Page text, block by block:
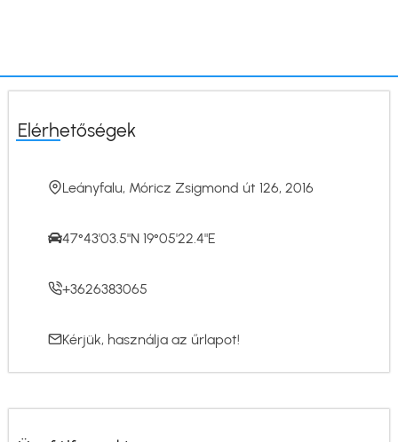
Elérhetőségek
Leányfalu, Móricz Zsigmond út 126, 2016
47°43'03.5"N 19°05'22.4"E
+3626383065
Kérjük, használja az űrlapot!